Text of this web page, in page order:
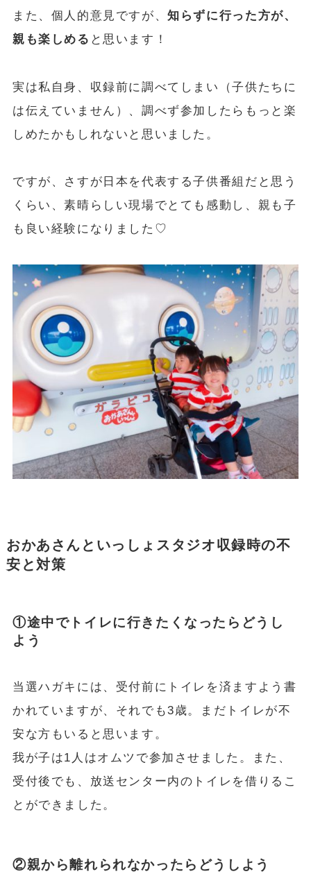
また、個人的意見ですが、知らずに行った方が、
親も楽しめる と思います！
実は私自身、収録前に調べてしまい（子供たちに
は伝えていません）、調べず参加したらもっと楽
しめたかもしれないと思いました。
ですが、さすが日本を代表する子供番組だと思う
くらい、素晴らしい現場でとても感動し、親も子
も良い経験になりました♡
おかあさんといっしょスタジオ収録時の不
安と対策
①途中でトイレに行きたくなったらどうし
よう
当選ハガキには、受付前にトイレを済ますよう書
かれていますが、それでも3歳。まだトイレが不
安な方もいると思います。
我が子は1人はオムツで参加させました。また、
受付後でも、放送センター内のトイレを借りるこ
とができました。
②親から離れられなかったらどうしよう